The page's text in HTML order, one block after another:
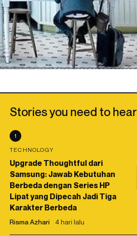
Stories you need to hear
1
TECHNOLOGY
Upgrade Thoughtful dari
Samsung: Jawab Kebutuhan
Berbeda dengan Series HP
Lipat yang Dipecah Jadi Tiga
Karakter Berbeda
Risma Azhari 4 hari lalu